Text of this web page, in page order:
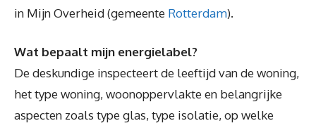
in Mijn Overheid (gemeente Rotterdam).
Wat bepaalt mijn energielabel?
De deskundige inspecteert de leeftijd van de woning,
het type woning, woonoppervlakte en belangrijke
aspecten zoals type glas, type isolatie, op welke